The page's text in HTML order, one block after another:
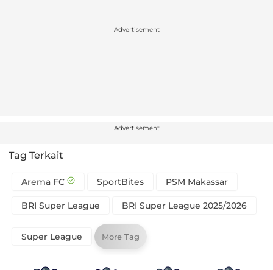
Advertisement
Advertisement
Tag Terkait
Arema FC SportBites PSM Makassar
BRI Super League BRI Super League 2025/2026
Super League More Tag